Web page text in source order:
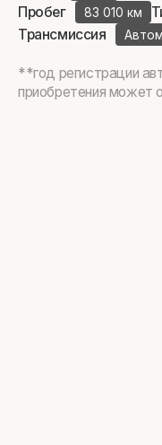
Пробег 83 010 км
Трансмиссия
**год регистрации
приобретения может